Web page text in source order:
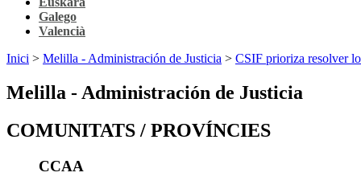
Galego
Valencià
Inici > Melilla - Administración de Justicia > CSIF prioriza resolver
Melilla - Administración de Justicia
COMUNITATS / PROVÍNCIES
CCAA